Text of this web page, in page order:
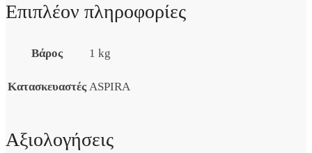
Επιπλέον πληροφορίες
Βάρος 1 kg
Κατασκευαστές ASPIRA
Αξιολογήσεις